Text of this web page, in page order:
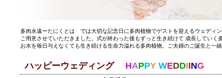
多肉永遠ーたにくとは では大切な記念日に多肉植物でゲストを迎えるウェディ
ご用意させていただきました。式が終わった後もずっと生き続けて 成長していく
お水を毎日与えなくても生き続ける生命力溢れる多肉植物。ご夫婦のご誕生と一
ハッピーウェディング HAPPY WEDDIING